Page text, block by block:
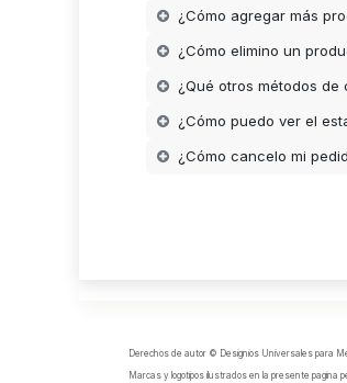
¿Cómo agregar más
¿Cómo elimino un
¿Qué otros métodos de
¿Cómo puedo ver el
¿Cómo cancelo mi
Derechos de autor © Designios Universales para
Marcas y logotipos ilustrados en la presente